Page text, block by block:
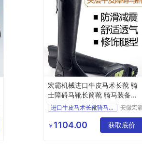
宏霸机械进口牛皮马术长靴 骑
士障碍马靴长筒靴 骑马装备不
锈钢材质
进口牛皮马术长靴骑马靴
安徽宏
有限公司
￥ 1104.00 获取底价